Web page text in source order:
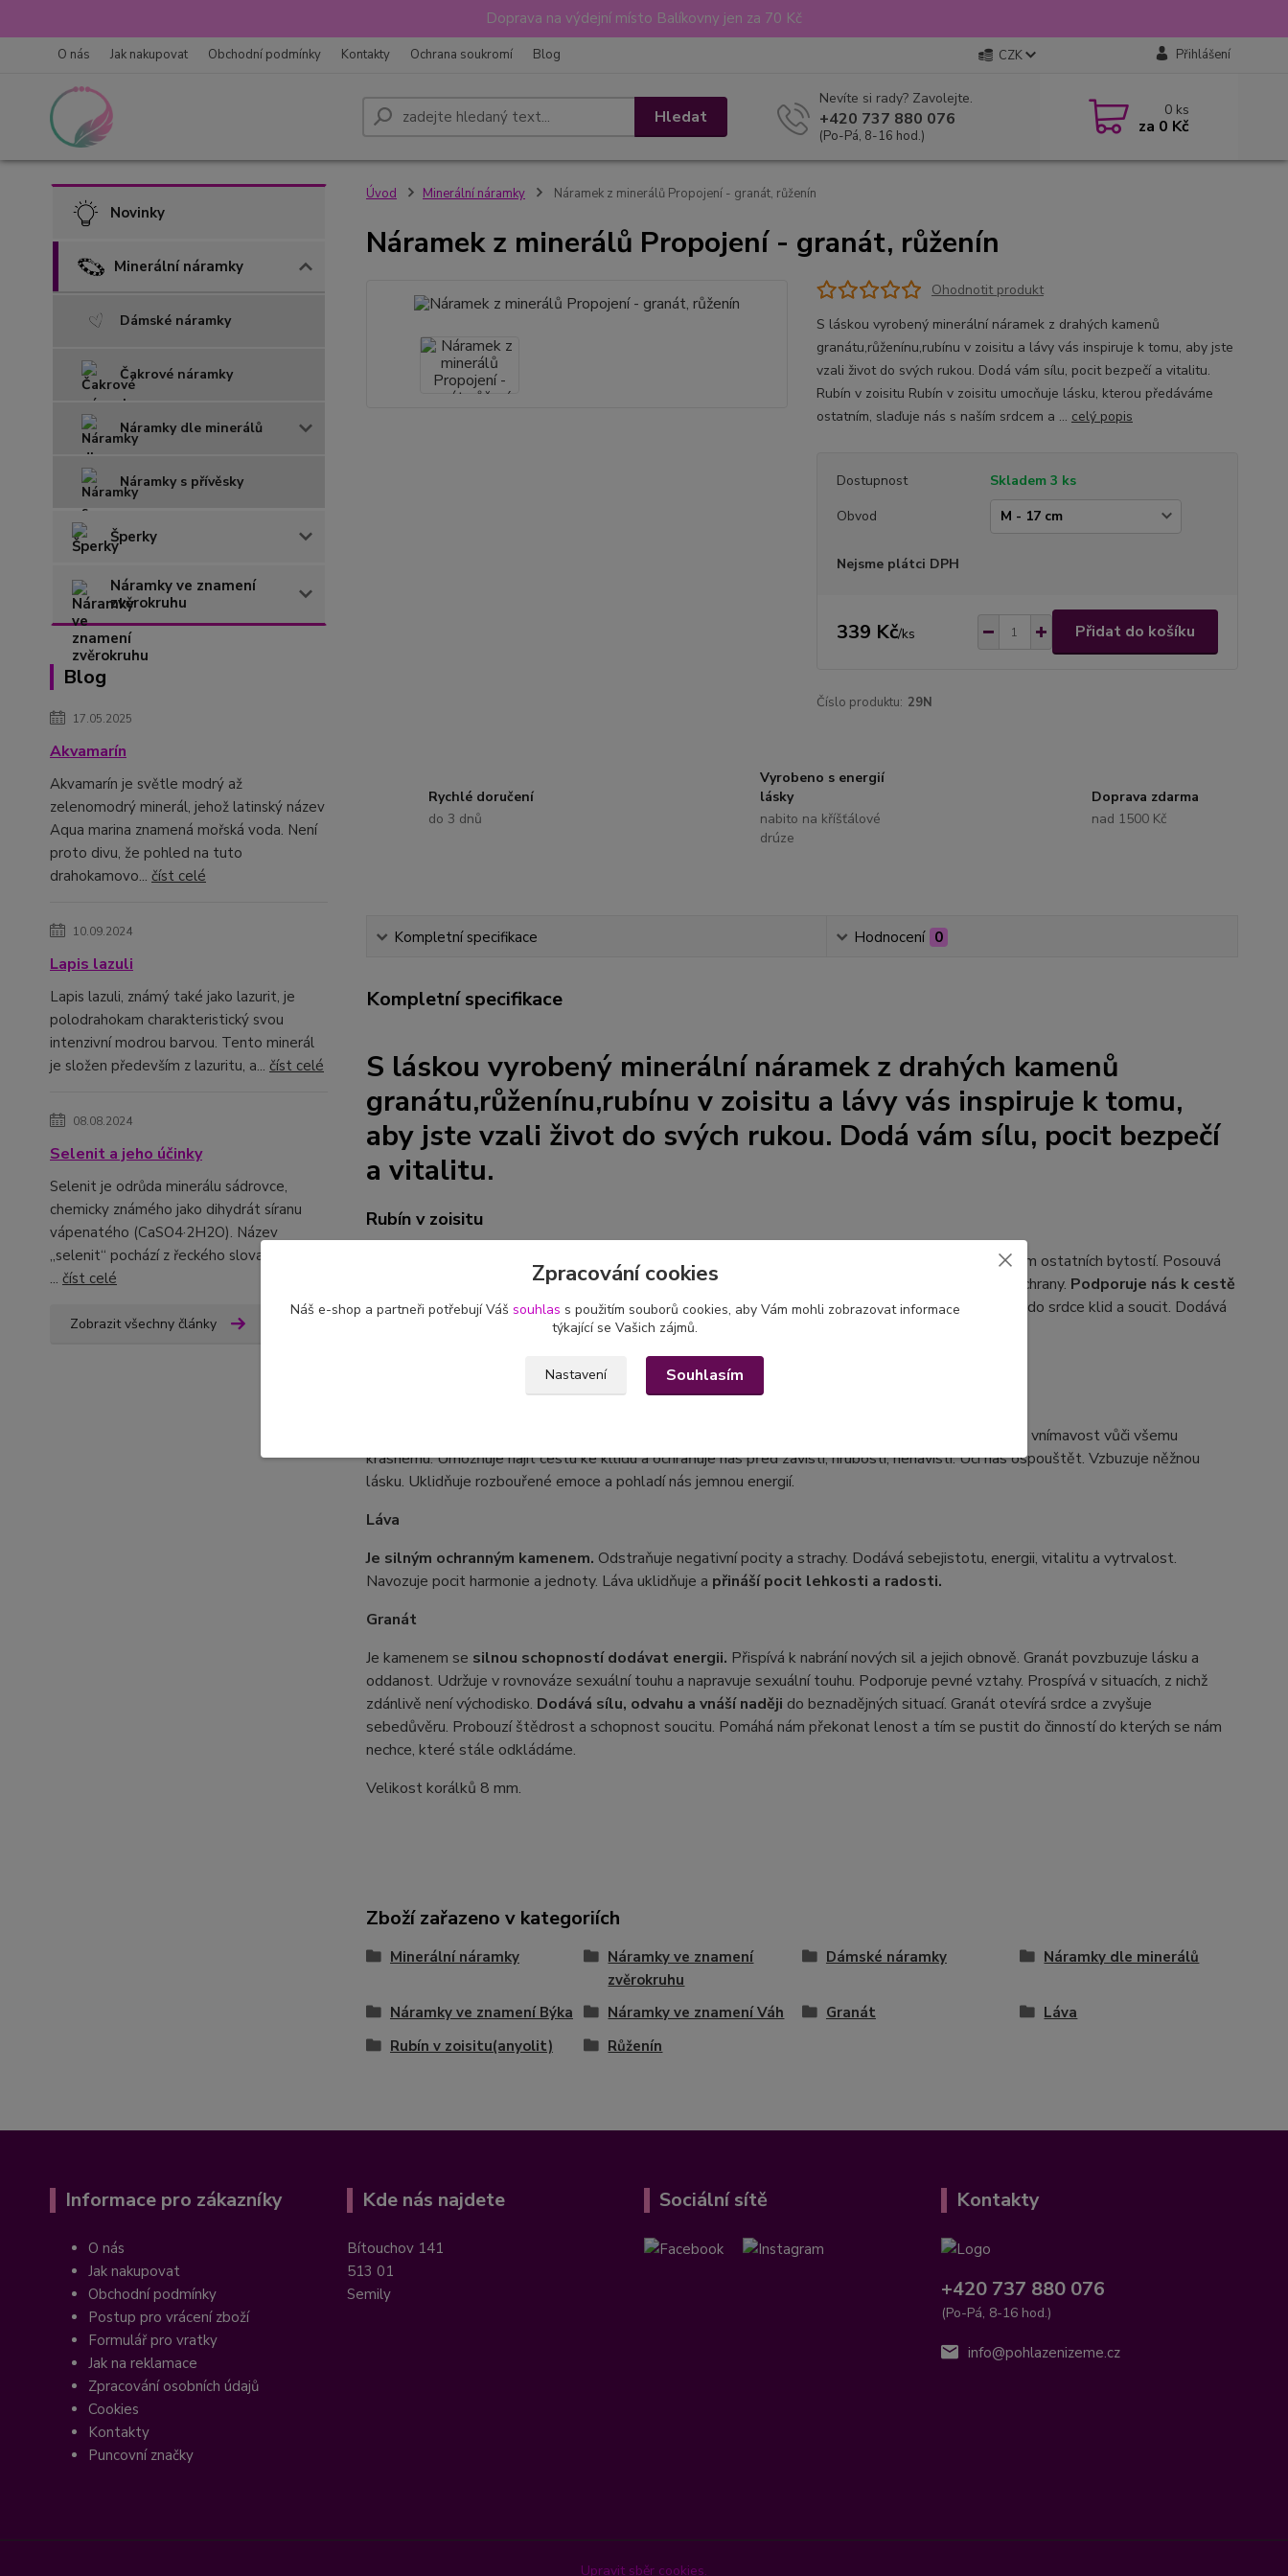
Doprava na výdejní místo Balíkovny jen za 70 Kč
O nás Jak nakupovat Obchodní podmínky Kontakty Ochrana soukromí Blog CZK Přihlášení
Hledat
Nevíte si rady? Zavolejte.
+420 737 880 076
(Po-Pá, 8-16 hod.)
0 ks
za 0 Kč
Novinky
Minerální náramky
Dámské náramky
Čakrové náramky
Náramky dle minerálů
Náramky s přívěsky
Šperky
Náramky ve znamení
zvěrokruhu
Blog
17.05.2025
Akvamarín
Akvamarín je světle modrý až
zelenomodrý minerál, jehož latinský název
Aqua marina znamená mořská voda. Není
proto divu, že pohled na tuto
drahokamovo... číst celé
10.09.2024
Lapis lazuli
Lapis lazuli, známý také jako lazurit, je
polodrahokam charakteristický svou
intenzivní modrou barvou. Tento minerál
je složen především z lazuritu, a... číst celé
08.08.2024
Selenit a jeho účinky
Selenit je odrůda minerálu sádrovce,
chemicky známého jako dihydrát síranu
vápenatého (CaSO4·2H2O). Název
„selenit“ pochází z řeckého slova „selene“,
... číst celé
Zobrazit všechny články
Úvod Minerální náramky Náramek z minerálů Propojení - granát, růženín
Náramek z minerálů Propojení - granát, růženín
Ohodnotit produkt
S láskou vyrobený minerální náramek z drahých kamenů
granátu,růženínu,rubínu v zoisitu a lávy vás inspiruje k tomu, aby jste
vzali život do svých rukou. Dodá vám sílu, pocit bezpečí a vitalitu.
Rubín v zoisitu Rubín v zoisitu umocňuje lásku, kterou předáváme
ostatním, slaďuje nás s naším srdcem a ... celý popis
Dostupnost
Skladem 3 ks
Obvod
Nejsme plátci DPH
339 Kč/ks Přidat do košíku
Číslo produktu: 29N
Rychlé doručení
do 3 dnů
Vyrobeno s energií
lásky
nabito na kříšťálové
drúze
Doprava zdarma
nad 1500 Kč
Kompletní specifikace Hodnocení 0
Kompletní specifikace
S láskou vyrobený minerální náramek z drahých kamenů
granátu,růženínu,rubínu v zoisitu a lávy vás inspiruje k tomu,
abyjste vzali život do svých rukou. Dodá vám sílu, pocit bezpečí
a vitalitu.
Rubín v zoisitu
Rubín v zoisitu umocňuje lásku
, kterou předáváme ostatním, slaďuje nás s naším srdcem a srdcem ostatních bytostí. Posouvá
naše vnímání a nahlížení očima lásky. Pomáhá přijímat lásku a pozornost. Je kamenem bohatství a ochrany. Podporuje nás k cestě
za štěstím.Podporuje pozitivní sny a vizuální představy. Překonává vyčerpání a letargii. Vnáší nám do srdce klid a soucit. Dodává
nám svou energií odvahu a sílu. Povzbuzuje nás, odklání smutek a negativní myšlení.
Je kamenem dobra, trpělivosti, mírnosti, něžnosti a lásky. Uklidňuje zjitřené city, prohlubuje fantazii i vnímavost vůči všemu
krásnému. Umožňuje najít cestu ke kllidu a ochraňuje nás před závistí, hrubostí, nenávisti. Učí nás ospouštět. Vzbuzuje něžnou
lásku. Uklidňuje rozbouřené emoce a pohladí nás jemnou energií.
Láva
Je silným ochranným kamenem. Odstraňuje negativní pocity a strachy. Dodává sebejistotu, energii, vitalitu a vytrvalost.
Navozuje pocit harmonie a jednoty. Láva uklidňuje a přináší pocit lehkosti a radosti.
Granát
Je kamenem se silnou schopností dodávat energii. Přispívá k nabrání nových sil a jejich obnově. Granát povzbuzuje lásku a
oddanost. Udržuje v rovnováze sexuální touhu a napravuje sexuální touhu. Podporuje pevné vztahy. Prospívá v situacích, z nichž
zdánlivě není východisko. Dodává sílu, odvahu a vnáší naději do beznadějných situací. Granát otevírá srdce a zvyšuje
sebedůvěru. Probouzí štědrost a schopnost soucitu. Pomáhá nám překonat lenost a tím se pustit do činností do kterých se nám
nechce, které stále odkládáme.
Velikost korálků 8 mm.
Zboží zařazeno v kategoriích
Minerální náramky
Náramky ve znamení
zvěrokruhu
Dámské náramky Náramky dle minerálů
Náramky ve znamení Býka Náramky ve znamení Váh Granát
Láva
Rubín v zoisitu(anyolit)
Růženín
Informace pro zákazníky
O nás
Jak nakupovat
Obchodní podmínky
Postup pro vrácení zboží
Formulář pro vratky
Jak na reklamace
Zpracování osobních údajů
Cookies
Kontakty
Puncovní značky
Kde nás najdete
Bítouchov 141
513 01
Semily
Sociální sítě Kontakty
+420 737 880 076
(Po-Pá, 8-16 hod.)
info@pohlazenizeme.cz
Upravit sběr cookies.
Zpracování cookies
Náš e-shop a partneři potřebují Váš souhlas s použitím souborů cookies, aby Vám mohli zobrazovat informace
týkající se Vašich zájmů.
Nastavení Souhlasím